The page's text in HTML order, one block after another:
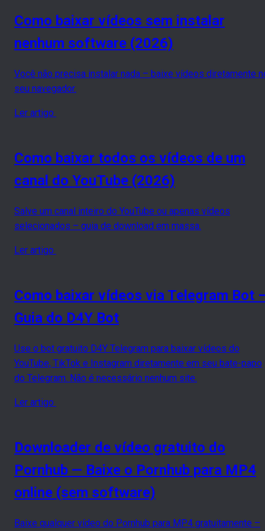
Como baixar vídeos sem instalar
nenhum software (2026)
Você não precisa instalar nada – baixe vídeos diretamente
seu navegador.
Ler artigo
Como baixar todos os vídeos de um
canal do YouTube (2026)
Salve um canal inteiro do YouTube ou apenas vídeos
selecionados – guia de download em massa.
Ler artigo
Como baixar vídeos via Telegram Bot
Guia do D4Y Bot
Use o bot gratuito D4Y Telegram para baixar vídeos do
YouTube, TikTok e Instagram diretamente em seu bate-papo
do Telegram. Não é necessário nenhum site.
Ler artigo
Downloader de vídeo gratuito do
Pornhub — Baixe o Pornhub para MP4
online (sem software)
Baixe qualquer vídeo do Pornhub para MP4 gratuitamente –